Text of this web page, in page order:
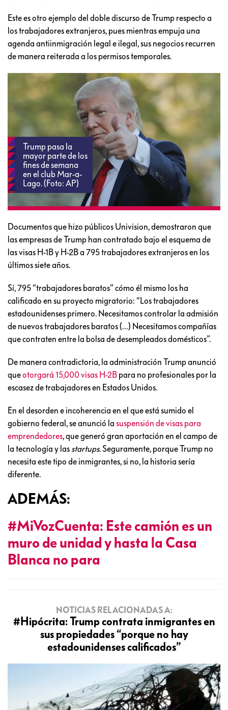
Este es otro ejemplo del doble discurso de Trump respecto a
los trabajadores extranjeros, pues mientras empuja una
agenda antiinmigración legal e ilegal, sus negocios recurren
de manera reiterada a los permisos temporales.
Trump pasa la
mayor parte de los
fines de semana
en el club Mar-a-
Lago. (Foto: AP)
Documentos que hizo públicos Univision, demostraron que
las empresas de Trump han contratado bajo el esquema de
las visas H-1B y H-2B a 795 trabajadores extranjeros en los
últimos siete años.
Sí, 795 “trabajadores baratos” cómo él mismo los ha
calificado en su proyecto migratorio: “Los trabajadores
estadounidenses primero. Necesitamos controlar la admisión
de nuevos trabajadores baratos (…) Necesitamos compañías
que contraten entre la bolsa de desempleados domésticos”.
De manera contradictoria, la administración Trump anunció
queotorgará 15,000 visas H-2B para no profesionales por la
escasez de trabajadores en Estados Unidos.
En el desorden e incoherencia en el que está sumido el
gobierno federal, se anunció la suspensión de visas para
emprendedores, que generó gran aportación en el campo de
la tecnología y las startups. Seguramente, porque Trump no
necesita este tipo de inmigrantes, si no, la historia sería
diferente.
ADEMÁS:
#MiVozCuenta: Este camión es un
muro de unidad y hasta la Casa
Blanca no para
NOTICIAS RELACIONADAS A:
#Hipócrita: Trump contrata inmigrantes en
sus propiedades “porque no hay
estadounidenses calificados”